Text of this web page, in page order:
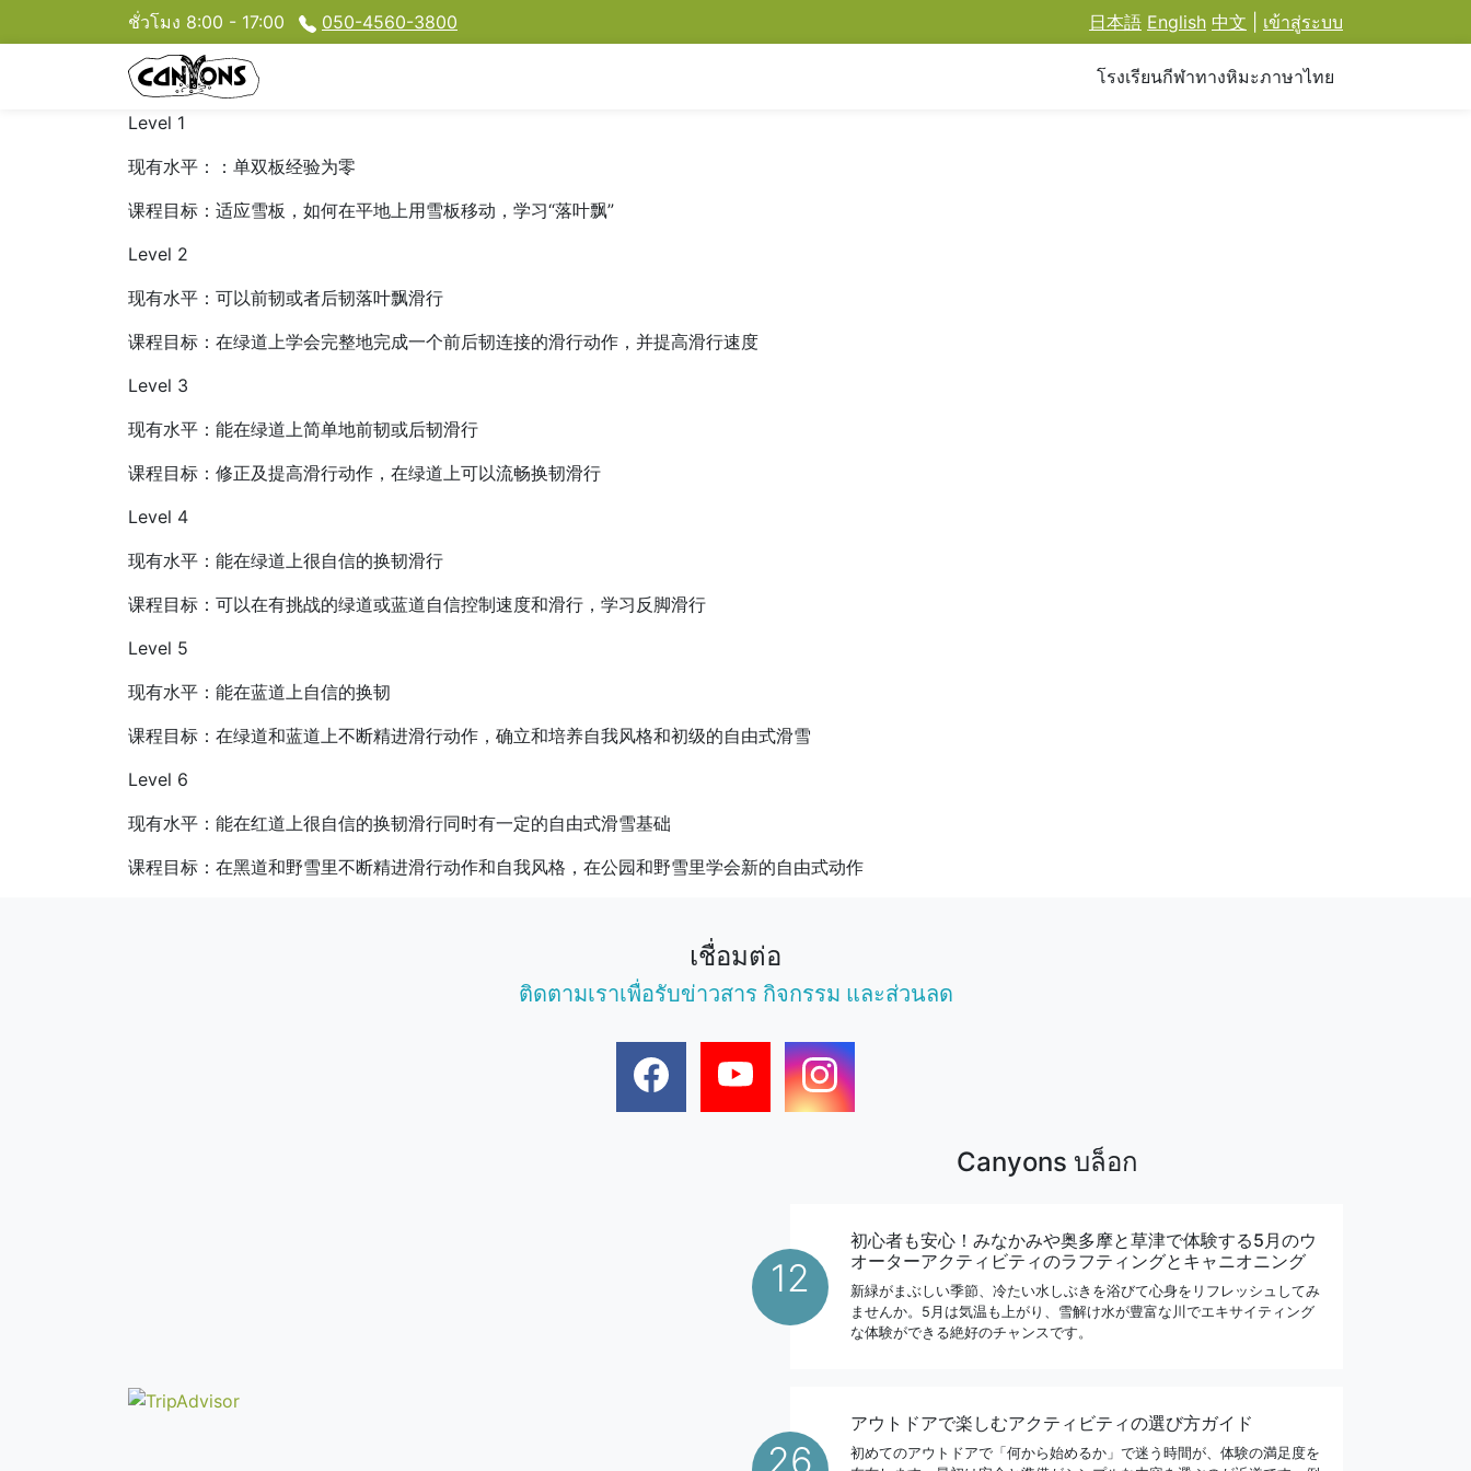
ชั่วโมง 8:00 - 17:00 050-4560-3800 日本語 English 中文 เข้าสู่ระบบ
โรงเรียนกีฬาทางหิมะภาษาไทย
Level 1
现有水平：：单双板经验为零
课程目标：适应雪板，如何在平地上用雪板移动，学习“落叶飘”
Level 2
现有水平：可以前韧或者后韧落叶飘滑行
课程目标：在绿道上学会完整地完成一个前后韧连接的滑行动作，并提高滑行速度
Level 3
现有水平：能在绿道上简单地前韧或后韧滑行
课程目标：修正及提高滑行动作，在绿道上可以流畅换韧滑行
Level 4
现有水平：能在绿道上很自信的换韧滑行
课程目标：可以在有挑战的绿道或蓝道自信控制速度和滑行，学习反脚滑行
Level 5
现有水平：能在蓝道上自信的换韧
课程目标：在绿道和蓝道上不断精进滑行动作，确立和培养自我风格和初级的自由式滑雪
Level 6
现有水平：能在红道上很自信的换韧滑行同时有一定的自由式滑雪基础
课程目标：在黑道和野雪里不断精进滑行动作和自我风格，在公园和野雪里学会新的自由式动作
เชื่อมต่อ
ติดตามเราเพื่อรับข่าวสาร กิจกรรม และส่วนลด
Canyons บล็อก
12
初心者も安心！みなかみや奥多摩と草津で体験する5月のウ
オーターアクティビティのラフティングとキャニオニング
新緑がまぶしい季節、冷たい水しぶきを浴びて心身をリフレッシュしてみ
ませんか。5月は気温も上がり、雪解け水が豊富な川でエキサイティング
な体験ができる絶好のチャンスです。
26
アウトドアで楽しむアクティビティの選び方ガイド
初めてのアウトドアで「何から始めるか」で迷う時間が、体験の満足度を